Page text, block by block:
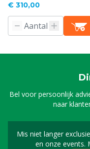
€ 310,00
Bel voor persoonlijk
naar
Mis niet langer
en onze events.